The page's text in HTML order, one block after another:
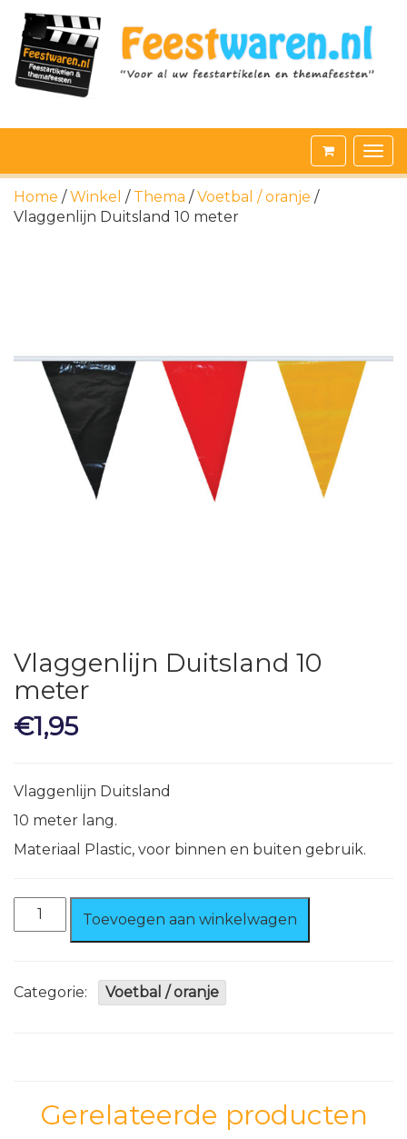
Home /Winkel / Thema /Voetbal / oranje /
Vlaggenlijn Duitsland 10 meter
Vlaggenlijn Duitsland 10
meter
€1,95
Vlaggenlijn Duitsland
10 meter lang.
Materiaal Plastic, voor binnen en buiten gebruik.
Vlaggenlijn
aantal
Toevoegen aan winkelwagen
Categorie: Voetbal / oranje
Gerelateerde producten